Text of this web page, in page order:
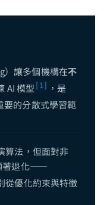
）讓多個機構在不
AI 模型 [1] ，是
要的分散式學習範
算法，但面對非
著退化——
從優化約束與特徵